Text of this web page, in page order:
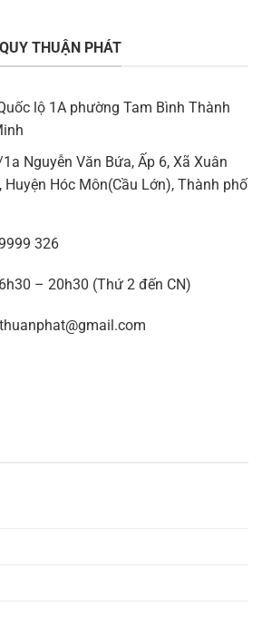
THUẬN PHÁT
lộ 1A phường Tam Bình Thành
Nguyễn Văn Bứa, Ấp 6, Xã Xuân
Hóc Môn(Cầu Lớn), Thành phố
326
6h30 – 20h30 (Thứ 2 đến CN)